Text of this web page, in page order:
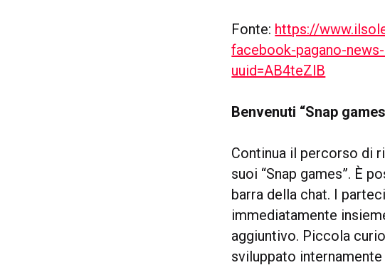
Fonte: https://
facebook-pagano-
uuid=AB4teZlB
Benvenuti “Snap
Continua il percorso di
suoi “Snap games”. È
barra della chat. I
immediatamente
aggiuntivo. Piccola
sviluppato